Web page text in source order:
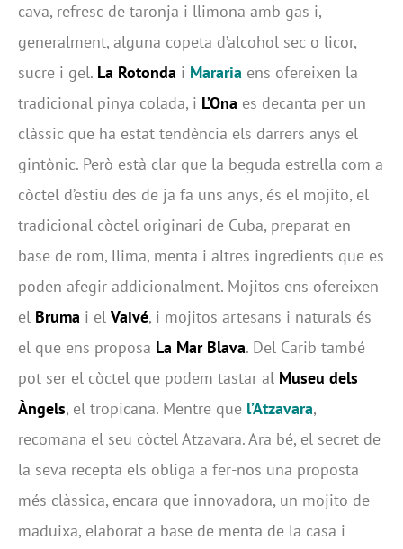
cava, refresc de taronja i llimona amb gas i,
generalment, alguna copeta d’alcohol sec o licor,
sucre i gel. La Rotonda i Mararia ens ofereixen la
tradicional pinya colada, i L’Ona es decanta per un
clàssic que ha estat tendència els darrers anys el
gintònic. Però està clar que la beguda estrella com a
còctel d’estiu des de ja fa uns anys, és el mojito, el
tradicional còctel originari de Cuba, preparat en
base de rom, llima, menta i altres ingredients que es
poden afegir addicionalment. Mojitos ens ofereixen
el Bruma i el Vaivé, i mojitos artesans i naturals és
el que ens proposa La Mar Blava. Del Carib també
pot ser el còctel que podem tastar al Museu dels
Àngels, el tropicana. Mentre que l’Atzavara,
recomana el seu còctel Atzavara. Ara bé, el secret de
la seva recepta els obliga a fer-nos una proposta
més clàssica, encara que innovadora, un mojito de
maduixa, elaborat a base de menta de la casa i